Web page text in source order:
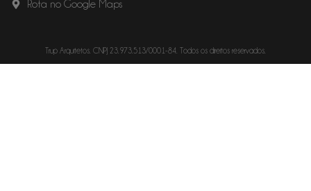
Rota no Google Maps
Trup Arquitetos. CNPJ 23.973.513/0001-84. Todos os direitos reservados.